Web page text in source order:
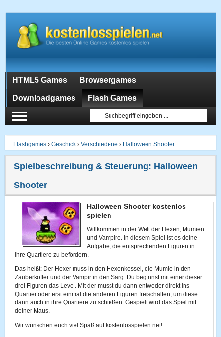
HTML5 Games Browsergames
Downloadgames Flash Games
Flashgames ›Geschick ›Verschiedene › Halloween Shooter
Spielbeschreibung & Steuerung: Halloween
Shooter
Halloween Shooter kostenlos
spielen
Willkommen in der Welt der Hexen, Mumien
und Vampire. In diesem Spiel ist es deine
Aufgabe, die entsprechenden Figuren in
ihre Quartiere zu befördern.
Das heißt: Der Hexer muss in den Hexenkessel, die Mumie in den
Zauberkoffer und der Vampir in den Sarg. Du beginnst mit einer dieser
drei Figuren das Level. Mit der musst du dann entweder direkt ins
Quartier oder erst einmal die anderen Figuren freischalten, um diese
dann auch in ihre Quartiere zu schießen. Gespielt wird das Spiel mit
deiner Maus.
Wir wünschen euch viel Spaß auf kostenlosspielen.net!